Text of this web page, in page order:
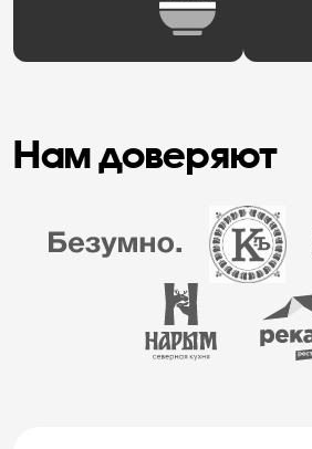
Нам доверяют